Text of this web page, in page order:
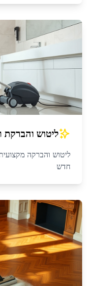
ליטוש והברקת
ליטוש והברקה
חדש